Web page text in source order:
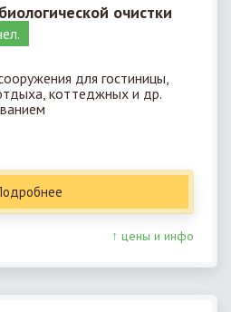
очистки
для гостиницы,
коттеджных и др.
↑ цены и инфо